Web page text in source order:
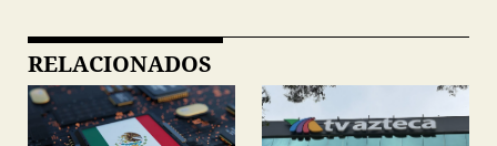
RELACIONADOS